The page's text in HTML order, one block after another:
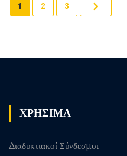
1 2 3
ΧΡΗΣΙΜΑ
Διαδυκτιακοί Σύνδεσμοι